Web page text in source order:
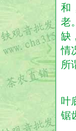
和
老
缺
情
所
叶
锯